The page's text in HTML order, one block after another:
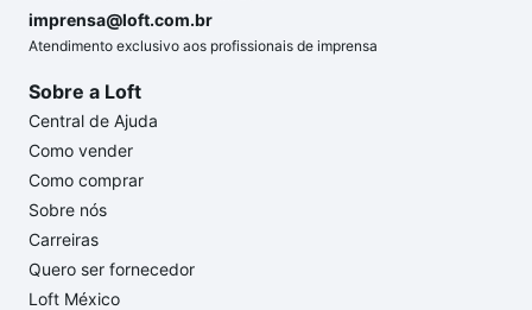
imprensa@loft.com.br
Atendimento exclusivo aos profissionais de imprensa
Sobre a Loft
Central de Ajuda
Como vender
Como comprar
Sobre nós
Carreiras
Quero ser fornecedor
Loft México